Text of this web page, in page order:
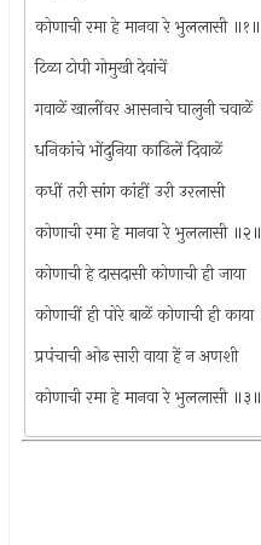
कोणाची रमा हे मानवा रे भुललासी ॥१॥
टिळा टोपी गोमुखी देवांचें
गवाळें खालींवर आसनाचे घालुनी चवाळें
धनिकांचे भोंदुनिया काढिलें दिवाळें
कधीं तरी सांग कांहीं उरी उरलासी
कोणाची रमा हे मानवा रे भुललासी ॥२॥
कोणाची हे दासदासी कोणाची ही जाया
कोणाचीं ही पोरे बाळें कोणाची ही काया
प्रपंचाची ओढ सारी वाया हें न अणशी
कोणाची रमा हे मानवा रे भुललासी ॥३॥